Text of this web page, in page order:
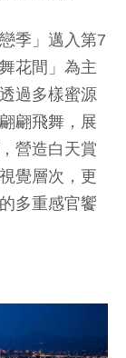
季」邁入第7
花間」為主
過多樣蜜源
翩飛舞，展
營造白天賞
覺層次，更
多重感官饗